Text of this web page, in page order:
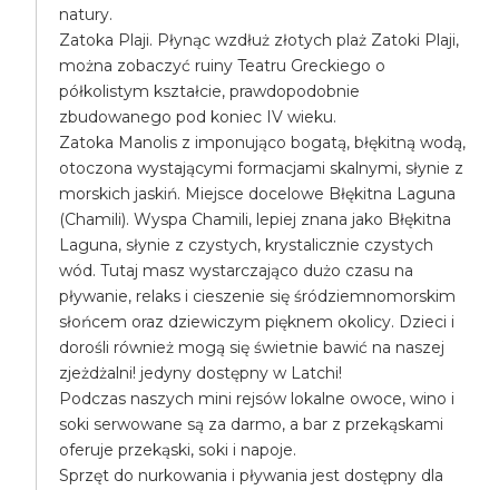
natury.
Zatoka Plaji. Płynąc wzdłuż złotych plaż Zatoki Plaji,
można zobaczyć ruiny Teatru Greckiego o
półkolistym kształcie, prawdopodobnie
zbudowanego pod koniec IV wieku.
Zatoka Manolis z imponująco bogatą, błękitną wodą,
otoczona wystającymi formacjami skalnymi, słynie z
morskich jaskiń. Miejsce docelowe Błękitna Laguna
(Chamili). Wyspa Chamili, lepiej znana jako Błękitna
Laguna, słynie z czystych, krystalicznie czystych
wód. Tutaj masz wystarczająco dużo czasu na
pływanie, relaks i cieszenie się śródziemnomorskim
słońcem oraz dziewiczym pięknem okolicy. Dzieci i
dorośli również mogą się świetnie bawić na naszej
zjeżdżalni! jedyny dostępny w Latchi!
Podczas naszych mini rejsów lokalne owoce, wino i
soki serwowane są za darmo, a bar z przekąskami
oferuje przekąski, soki i napoje.
Sprzęt do nurkowania i pływania jest dostępny dla